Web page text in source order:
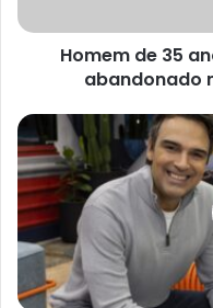
Homem de 35
abandonado